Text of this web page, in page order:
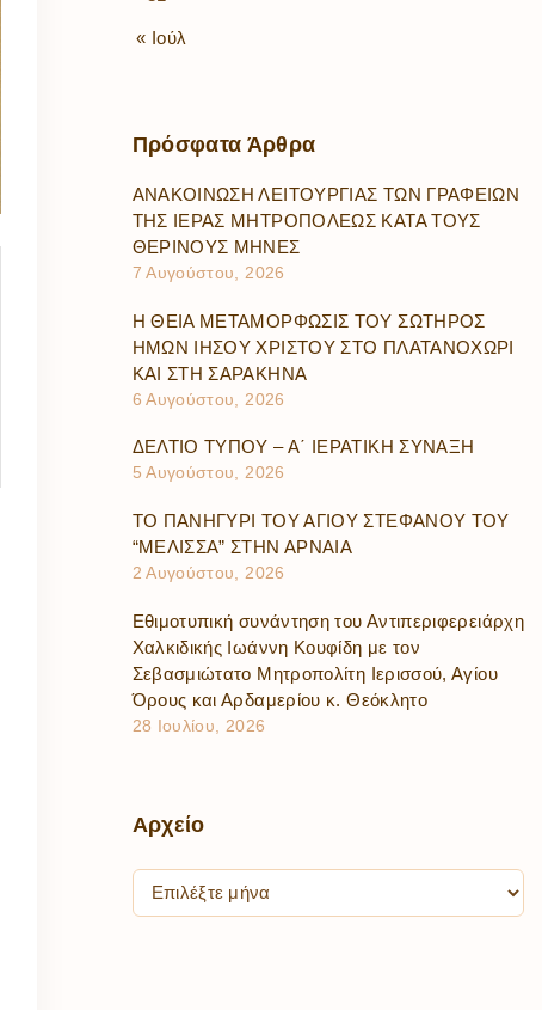
« Ιούλ
Πρόσφατα Άρθρα
ΑΝΑΚΟΙΝΩΣΗ ΛΕΙΤΟΥΡΓΙΑΣ ΤΩΝ ΓΡΑΦΕΙΩΝ
ΤΗΣ ΙΕΡΑΣ ΜΗΤΡΟΠΟΛΕΩΣ ΚΑΤΑ ΤΟΥΣ
ΘΕΡΙΝΟΥΣ ΜΗΝΕΣ
7 Αυγούστου, 2026
Η ΘΕΙΑ ΜΕΤΑΜΟΡΦΩΣΙΣ ΤΟΥ ΣΩΤΗΡΟΣ
ΗΜΩΝ ΙΗΣΟΥ ΧΡΙΣΤΟΥ ΣΤΟ ΠΛΑΤΑΝΟΧΩΡΙ
ΚΑΙ ΣΤΗ ΣΑΡΑΚΗΝΑ
6 Αυγούστου, 2026
ΔΕΛΤΙΟ ΤΥΠΟΥ – Α΄ ΙΕΡΑΤΙΚΗ ΣΥΝΑΞΗ
5 Αυγούστου, 2026
ΤΟ ΠΑΝΗΓΥΡΙ ΤΟΥ ΑΓΙΟΥ ΣΤΕΦΑΝΟΥ ΤΟΥ
“ΜΕΛΙΣΣΑ” ΣΤΗΝ ΑΡΝΑΙΑ
2 Αυγούστου, 2026
Εθιμοτυπική συνάντηση του Αντιπεριφερειάρχη
Χαλκιδικής Ιωάννη Κουφίδη με τον
Σεβασμιώτατο Μητροπολίτη Ιερισσού, Αγίου
Όρους και Αρδαμερίου κ. Θεόκλητο
28 Ιουλίου, 2026
Αρχείο